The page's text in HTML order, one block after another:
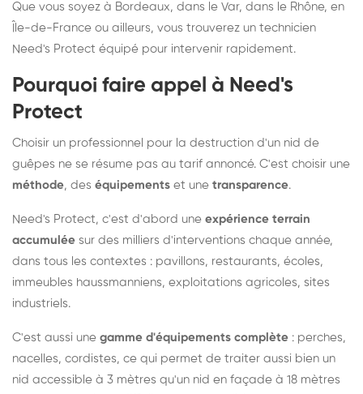
Que vous soyez à Bordeaux, dans le Var, dans le Rhône, en
Île-de-France ou ailleurs, vous trouverez un technicien
Need's Protect équipé pour intervenir rapidement.
Pourquoi faire appel à Need's
Protect
Choisir un professionnel pour la destruction d'un nid de
guêpes ne se résume pas au tarif annoncé. C'est choisir une
méthode, des équipements et une transparence.
Need's Protect, c'est d'abord une expérience terrain
accumulée sur des milliers d'interventions chaque année,
dans tous les contextes : pavillons, restaurants, écoles,
immeubles haussmanniens, exploitations agricoles, sites
industriels.
C'est aussi une gamme d'équipements complète : perches,
nacelles, cordistes, ce qui permet de traiter aussi bien un
nid accessible à 3 mètres qu'un nid en façade à 18 mètres